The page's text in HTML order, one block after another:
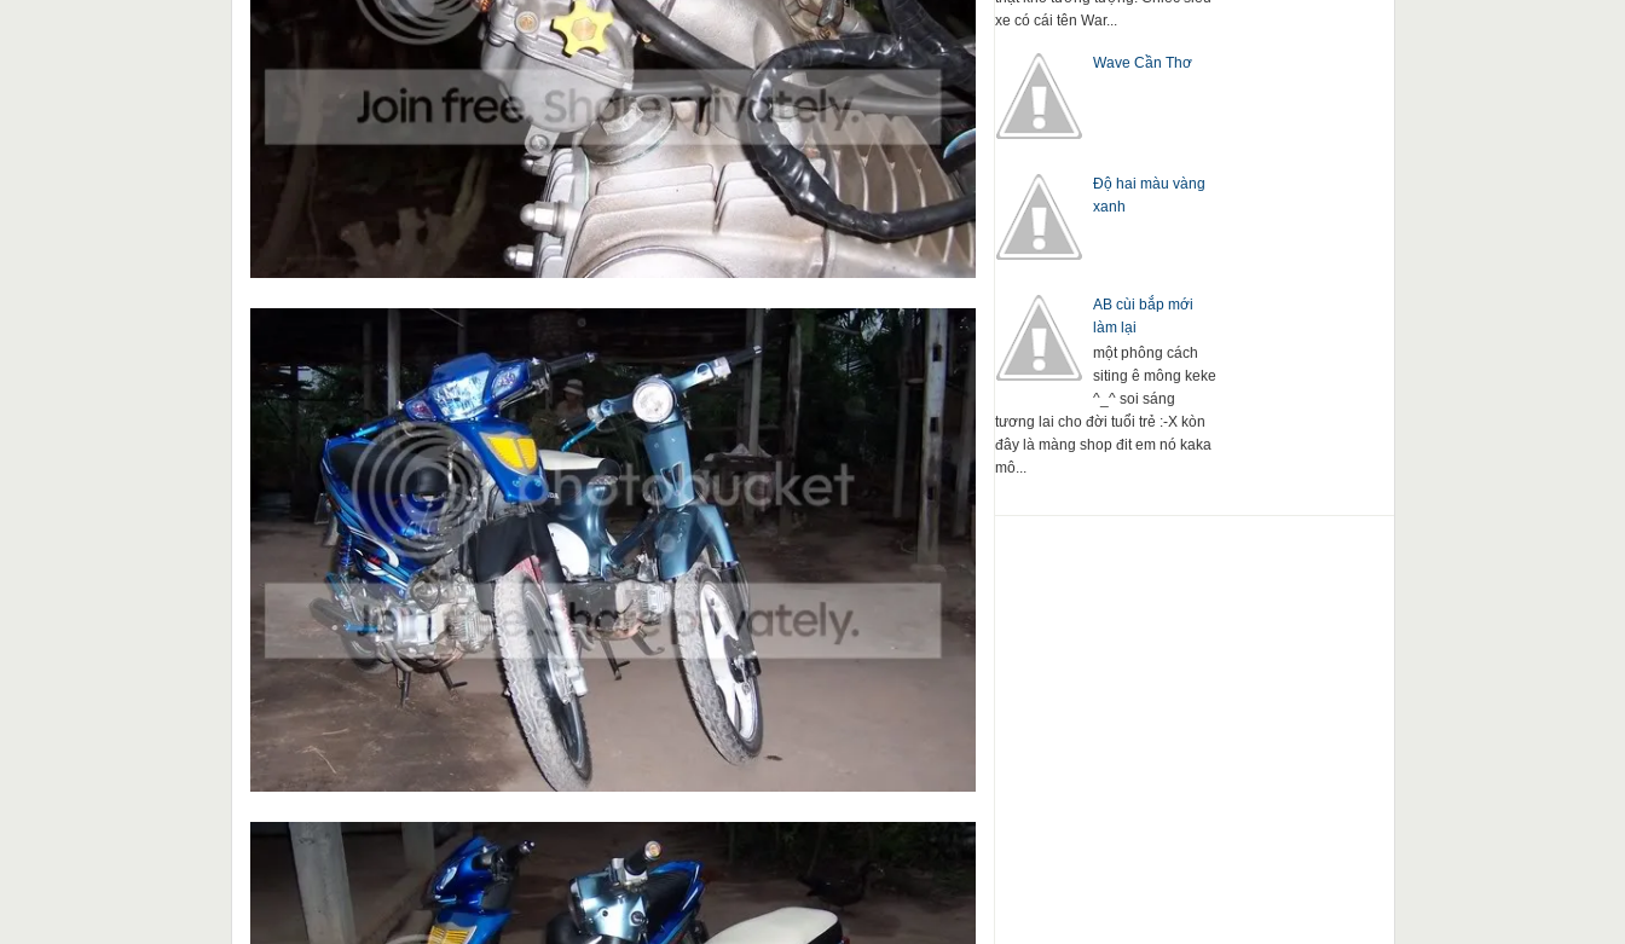
xe có cái tên War...
Wave Cần Thơ
Độ hai màu vàng
xanh
AB cùi bắp mới
làm lại
một phông cách
siting ê mông keke
^_^ soi sáng
tương lai cho đời tuổi trẻ :-X kòn
đây là màng shop đit em nó kaka
mô...